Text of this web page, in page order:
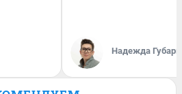
Надежда Губарь